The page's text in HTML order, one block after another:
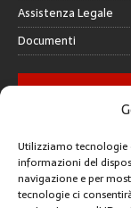
Utilizziamo tecnologie
informazioni del
navigazione e per
tecnologie ci
Assistenza Legale
Documenti
GALLERY
CREATIVE